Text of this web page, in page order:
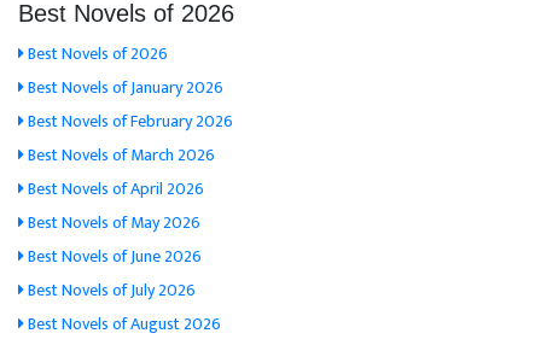
Best Novels of 2026
Best Novels of 2026
Best Novels of January 2026
Best Novels of February 2026
Best Novels of March 2026
Best Novels of April 2026
Best Novels of May 2026
Best Novels of June 2026
Best Novels of July 2026
Best Novels of August 2026